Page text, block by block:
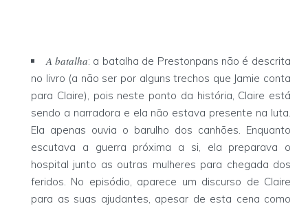
A batalha: a batalha de Prestonpans não é descrita
no livro (a não ser por alguns trechos que Jamie conta
para Claire), pois neste ponto da história, Claire está
sendo a narradora e ela não estava presente na luta.
Ela apenas ouvia o barulho dos canhões. Enquanto
escutava a guerra próxima a si, ela preparava o
hospital junto as outras mulheres para chegada dos
feridos. No episódio, aparece um discurso de Claire
para as suas ajudantes, apesar de esta cena como